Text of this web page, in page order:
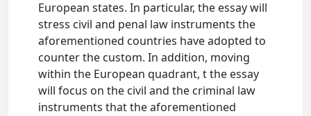
European states. In particular, the essay will
stress civil and penal law instruments the
aforementioned countries have adopted to
counter the custom. In addition, moving
within the European quadrant, t the essay
will focus on the civil and the criminal law
instruments that the aforementioned